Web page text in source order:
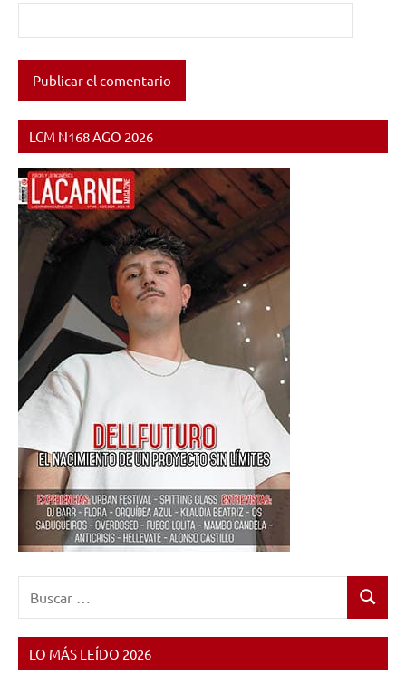
LCM N168 AGO 2026
Buscar
LO MÁS LEÍDO 2026